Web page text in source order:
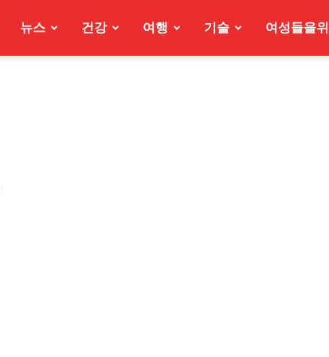
뉴스 건강 여행 기술 여성들을